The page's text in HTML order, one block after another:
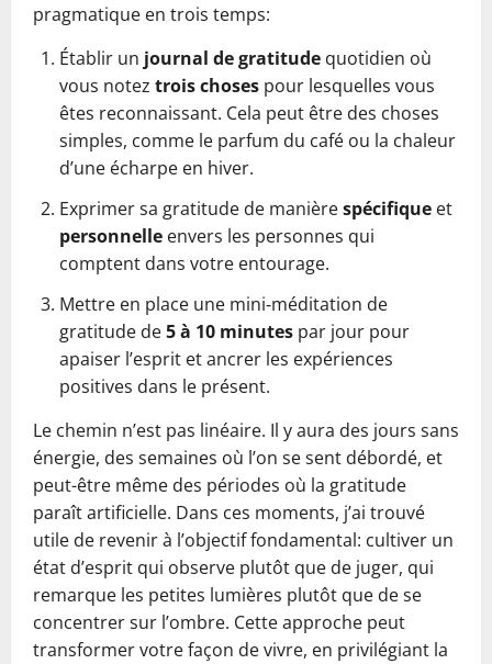
pragmatique en trois temps:
Établir un journal de gratitude quotidien où
vous notez trois choses pour lesquelles vous
êtes reconnaissant. Cela peut être des choses
simples, comme le parfum du café ou la chaleur
d’une écharpe en hiver.
Exprimer sa gratitude de manièrespécifique et
personnelle envers les personnes qui
comptent dans votre entourage.
Mettre en place une mini‑méditation de
gratitude de5 à 10 minutes par jour pour
apaiser l’esprit et ancrer les expériences
positives dans le présent.
Le chemin n’est pas linéaire. Il y aura des jours sans
énergie, des semaines où l’on se sent débordé, et
peut-être même des périodes où la gratitude
paraît artificielle. Dans ces moments, j’ai trouvé
utile de revenir à l’objectif fondamental: cultiver un
état d’esprit qui observe plutôt que de juger, qui
remarque les petites lumières plutôt que de se
concentrer sur l’ombre. Cette approche peut
transformer votre façon de vivre, en privilégiant la